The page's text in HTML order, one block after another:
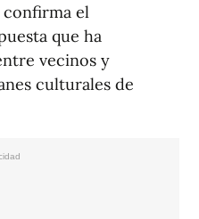
el
que ha
vecinos y
culturales de